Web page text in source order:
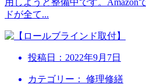
用しようと整備中です。Amazon
ドが全て...
投稿日： 2022年9月7日
カテゴリー： 修理修繕